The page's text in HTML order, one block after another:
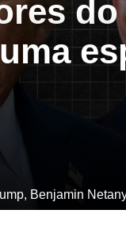
Benjamin